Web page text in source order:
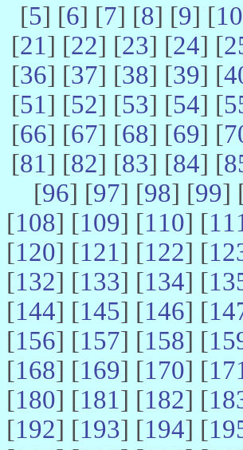
[5] [6] [7] [8] [9] [10
[21] [22] [23] [24] [
[36] [37] [38] [39] [
[51] [52] [53] [54] [
[66] [67] [68] [69] [
[81] [82] [83] [84] [
[96] [97] [98] [99]
[108] [109] [110] [
[120] [121] [122] [
[132] [133] [134] [
[144] [145] [146] [
[156] [157] [158] [
[168] [169] [170] [
[180] [181] [182] [
[192] [193] [194] [